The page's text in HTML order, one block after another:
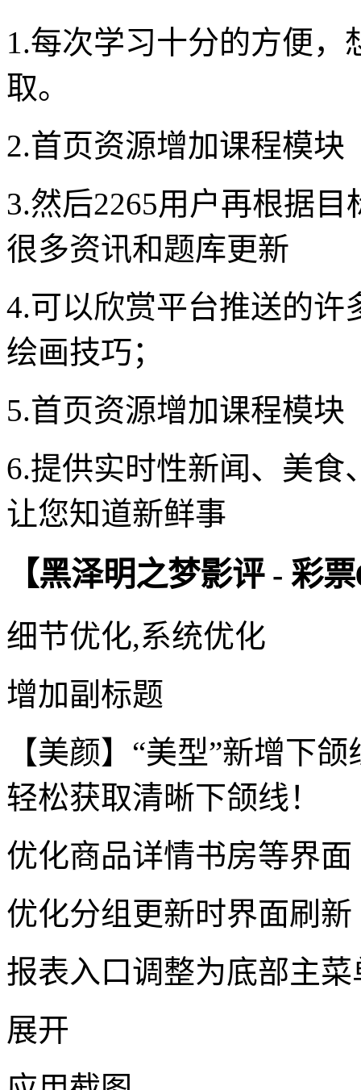
1.每次学习十分的方便
取。
2.首页资源增加课程模块
3.然后2265用户再根据
很多资讯和题库更新
4.可以欣赏平台推送的许
绘画技巧；
5.首页资源增加课程模块
6.提供实时性新闻、美
让您知道新鲜事
【黑泽明之梦影评 - 彩
细节优化,系统优化
增加副标题
【美颜】“美型”新增下
轻松获取清晰下颌线！
优化商品详情书房等界
优化分组更新时界面刷新
报表入口调整为底部主
展开